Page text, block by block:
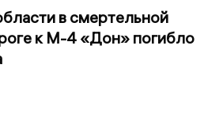
в смертельной
к М-4 «Дон» погибло